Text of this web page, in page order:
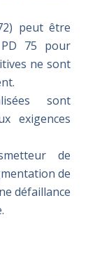
peut être
75 pour
ne sont
sont
exigences
de
de
défaillance